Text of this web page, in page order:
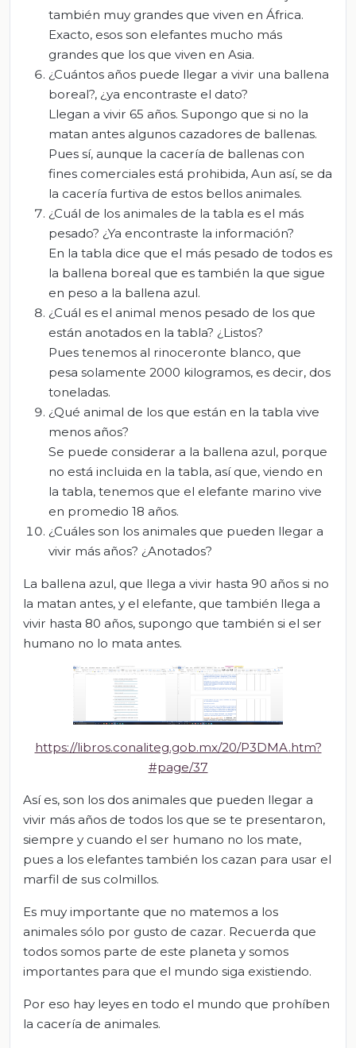
también muy grandes que viven en África.
Exacto, esos son elefantes mucho más
grandes que los que viven en Asia.
¿Cuántos años puede llegar a vivir una ballena
boreal?, ¿ya encontraste el dato?
Llegan a vivir 65 años. Supongo que si no la
matan antes algunos cazadores de ballenas.
Pues sí, aunque la cacería de ballenas con
fines comerciales está prohibida, Aun así, se da
la cacería furtiva de estos bellos animales.
¿Cuál de los animales de la tabla es el más
pesado? ¿Ya encontraste la información?
En la tabla dice que el más pesado de todos es
la ballena boreal que es también la que sigue
en peso a la ballena azul.
¿Cuál es el animal menos pesado de los que
están anotados en la tabla? ¿Listos?
Pues tenemos al rinoceronte blanco, que
pesa solamente 2000 kilogramos, es decir, dos
toneladas.
¿Qué animal de los que están en la tabla vive
menos años?
Se puede considerar a la ballena azul, porque
no está incluida en la tabla, así que, viendo en
la tabla, tenemos que el elefante marino vive
en promedio 18 años.
¿Cuáles son los animales que pueden llegar a
vivir más años? ¿Anotados?
La ballena azul, que llega a vivir hasta 90 años si no
la matan antes, y el elefante, que también llega a
vivir hasta 80 años, supongo que también si el ser
humano no lo mata antes.
https://libros.conaliteg.gob.mx/20/P3DMA.htm?
#page/37
Así es, son los dos animales que pueden llegar a
vivir más años de todos los que se te presentaron,
siempre y cuando el ser humano no los mate,
pues a los elefantes también los cazan para usar el
marfil de sus colmillos.
Es muy importante que no matemos a los
animales sólo por gusto de cazar. Recuerda que
todos somos parte de este planeta y somos
importantes para que el mundo siga existiendo.
Por eso hay leyes en todo el mundo que prohíben
la cacería de animales.